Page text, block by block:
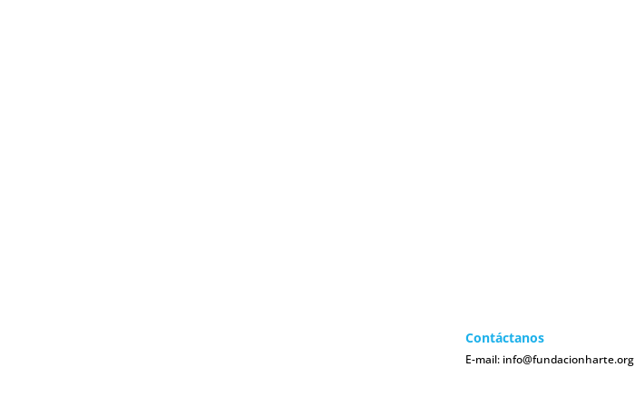
Contáctanos
E-mail: info@fundacionharte.org